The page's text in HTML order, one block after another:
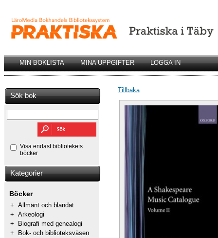
MIN BOKLISTA MINA UPPGIFTER LOGGA IN
Sök bok
Visa endast bibliotekets
böcker
Kategorier
Böcker
+ Allmänt och blandat
+ Arkeologi
+
Biografi med genealogi
+
Bok- och biblioteksväsen
Tillbaka